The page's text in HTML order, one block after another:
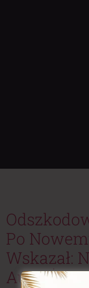
Po
Wskazał:
Auta,